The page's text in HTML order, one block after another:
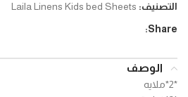
التصنيف: Laila Linens Kids bed Sheets
Share:
الوصف
*2*ملايه